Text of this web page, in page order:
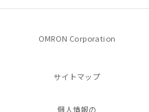
OMRON Corporation
サイトマップ
個人情報の